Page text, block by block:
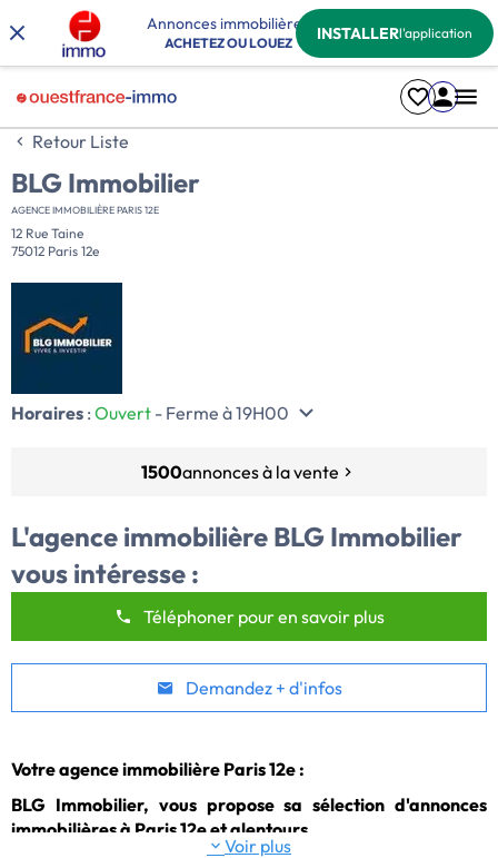
Annonces immobilières
ACHETEZ OU LOUEZ INSTALLERl'application
Retour Liste
BLG Immobilier
AGENCE IMMOBILIÈRE PARIS 12E
12 Rue Taine
75012 Paris 12e
Horaires : Ouvert - Ferme à 19H00
1500annonces à la vente
L'agence immobilière BLG Immobilier
vous intéresse :
Téléphoner pour en savoir plus
Demandez + d'infos
Votre agence immobilière Paris 12e :
BLG Immobilier, vous propose sa sélection d'annonces
immobilières à Paris 12e et alentours.
Voir plus